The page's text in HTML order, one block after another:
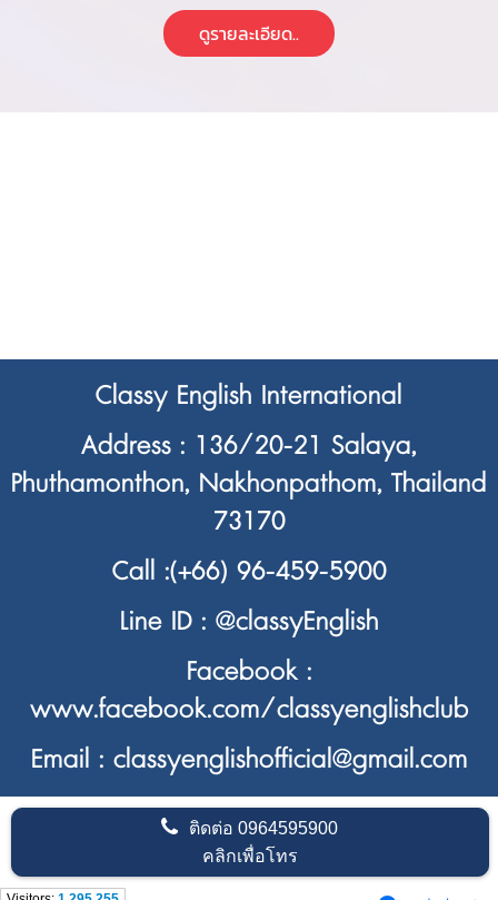
ดูรายละเอียด..
Classy English International
Address : 136/20-21 Salaya,
Phuthamonthon, Nakhonpathom, Thailand
73170
Call :(+66) 96-459-5900
Line ID : @classyEnglish
Facebook :
www.facebook.com/classyenglishclub
Email : classyenglishofficial@gmail.com
ติดต่อ0964595900
คลิกเพื่อโทร